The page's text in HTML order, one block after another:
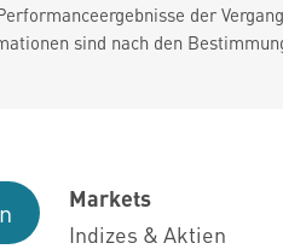
der
sind nach den
Markets
Indizes & Aktien